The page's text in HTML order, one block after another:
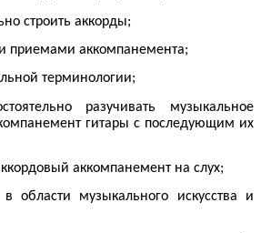
строить аккорды;
приемами аккомпанемента;
терминологии;
разучивать музыкальное
гитары с последующим их
аккомпанемент на слух;
области музыкального искусства и